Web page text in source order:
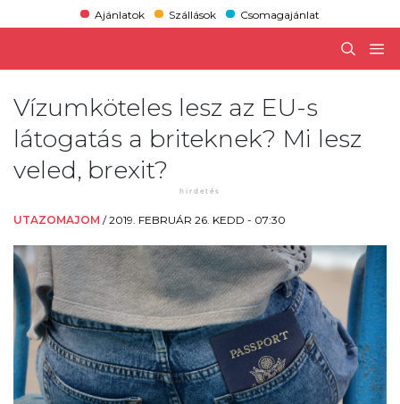
Ajánlatok Szállások Csomagajánlat
Vízumköteles lesz az EU-s
látogatás a briteknek? Mi lesz
veled, brexit?
UTAZOMAJOM /2019. FEBRUÁR 26. KEDD - 07:30